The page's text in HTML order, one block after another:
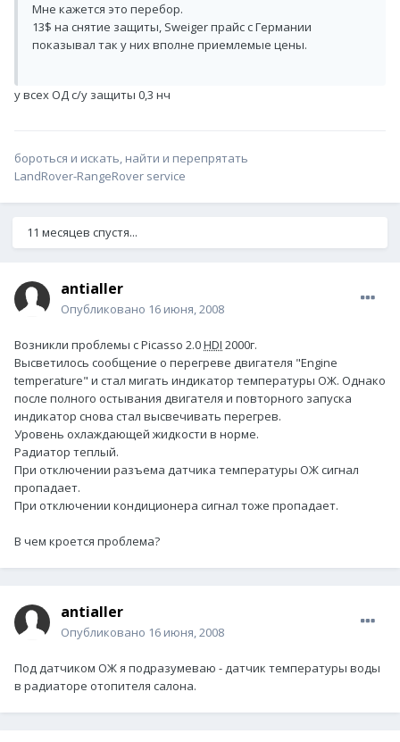
Мне кажется это перебор.
13$ на снятие защиты, Sweiger прайс с Германии
показывал так у них вполне приемлемые цены.
у всех ОД с/у защиты 0,3 нч
бороться и искать, найти и перепрятать
LandRover-RangeRover service
11 месяцев спустя...
antialler
Опубликовано 16 июня, 2008
Возникли проблемы с Picasso 2.0HDI 2000г.
Высветилось сообщение о перегреве двигателя "Engine
temperature" и стал мигать индикатор температуры ОЖ. Однако
после полного остывания двигателя и повторного запуска
индикатор снова стал высвечивать перегрев.
Уровень охлаждающей жидкости в норме.
Радиатор теплый.
При отключении разъема датчика температуры ОЖ сигнал
пропадает.
При отключении кондиционера сигнал тоже пропадает.
В чем кроется проблема?
antialler
Опубликовано 16 июня, 2008
Под датчиком ОЖ я подразумеваю - датчик температуры воды
в радиаторе отопителя салона.